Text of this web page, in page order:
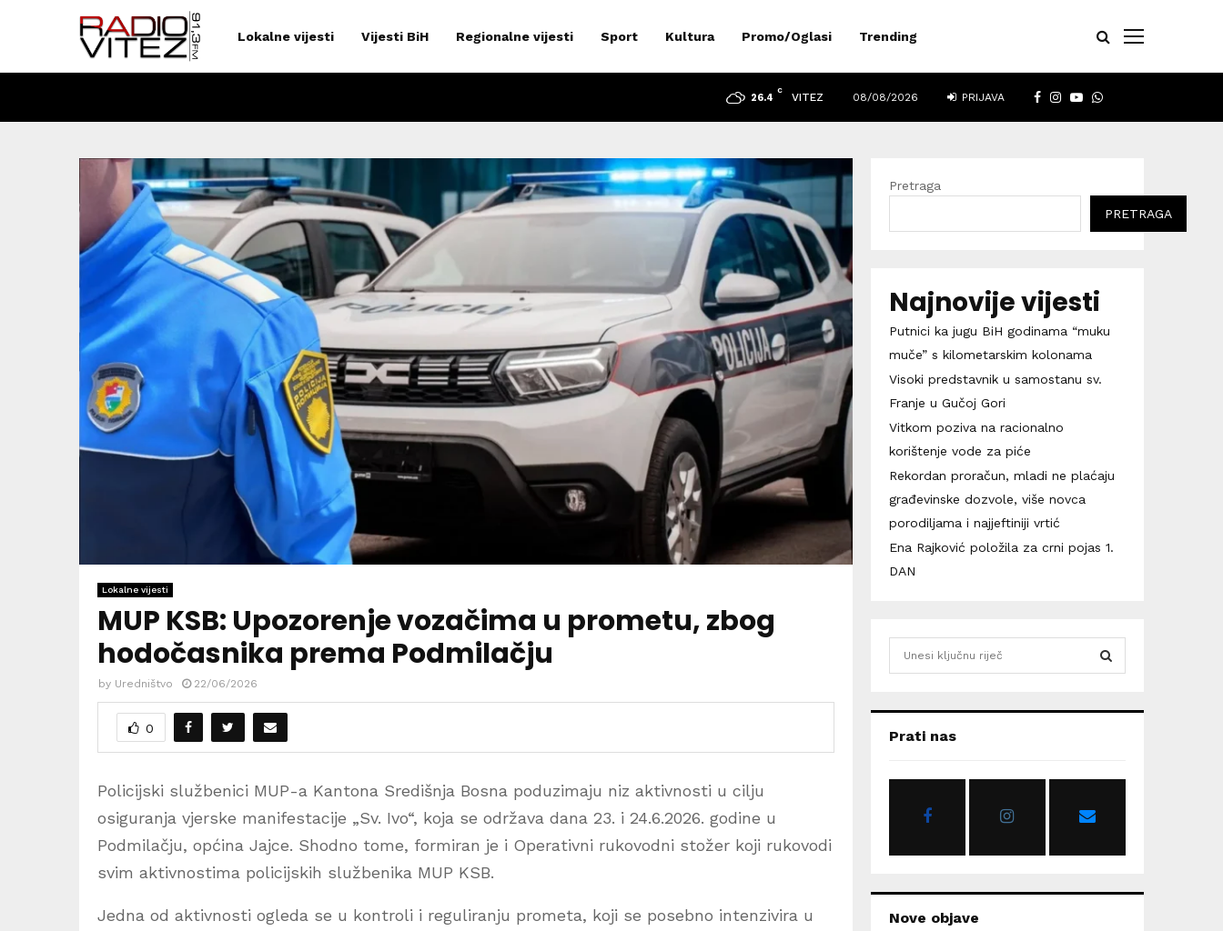
Lokalne vijesti Vijesti BiH Regionalne vijesti Sport Kultura Promo/Oglasi Trending
FACEBOOK
INSTAGRAM
YOUTUBE
WHATSAPP
26.4
C
VITEZ 08/08/2026 PRIJAVA
Lokalne vijesti
MUP KSB: Upozorenje vozačima u prometu, zbog
hodočasnika prema Podmilačju
by Uredništvo 22/06/2026
0
Policijski službenici MUP-a Kantona Središnja Bosna poduzimaju niz aktivnosti u cilju
osiguranja vjerske manifestacije „Sv. Ivo“, koja se održava dana 23. i 24.6.2026. godine u
Podmilačju, općina Jajce. Shodno tome, formiran je i Operativni rukovodni stožer koji rukovodi
svim aktivnostima policijskih službenika MUP KSB.
Jedna od aktivnosti ogleda se u kontroli i reguliranju prometa, koji se posebno intenzivira u
Pretraga
PRETRAGA
Najnovije vijesti
Putnici ka jugu BiH godinama “muku
muče” s kilometarskim kolonama
Visoki predstavnik u samostanu sv.
Franje u Gučoj Gori
Vitkom poziva na racionalno
korištenje vode za piće
Rekordan proračun, mladi ne plaćaju
građevinske dozvole, više novca
porodiljama i najjeftiniji vrtić
Ena Rajković položila za crni pojas 1.
DAN
h
o
Prati nas
Nove objave